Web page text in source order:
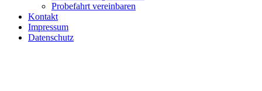
Probefahrt vereinbaren
Kontakt
Impressum
Datenschutz